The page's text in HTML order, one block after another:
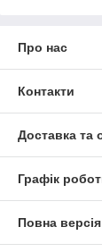
Про нас
Контакти
Доставка та
Графік
Повна